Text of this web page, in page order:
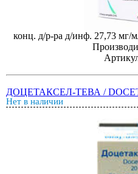
конц. д/р-ра д/инф. 27,73 мг/
ДОЦЕТАКСЕЛ-ТЕВА /
Нет в наличии